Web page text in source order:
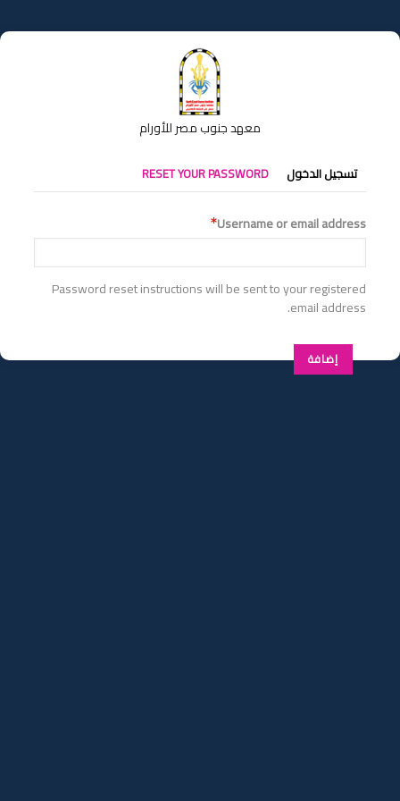
إلى
المحتوى
معهد جنوب مصر للأورام
التبويبات
الأساسية
تسجيل الدخول RESET YOUR PASSWORD
Username or email address
Password reset instructions will be sent to your registered
email address.